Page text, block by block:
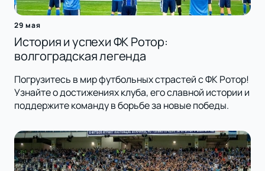
29 мая
История и успехи ФК Ротор:
волгоградская легенда
Погрузитесь в мир футбольных страстей с ФК Ротор!
Узнайте о достижениях клуба, его славной истории и
поддержите команду в борьбе за новые победы.